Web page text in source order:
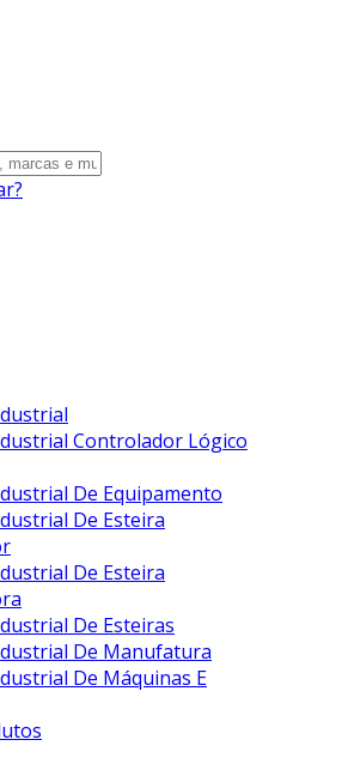
Controlador Lógico
De Equipamento
De Esteira
De Esteira
De Esteiras
De Manufatura
De Máquinas E